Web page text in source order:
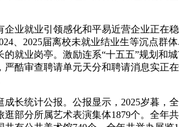
就业引领感化和平易近营企业正在
、2025届离校未就业结业生等沉点
就业岗亭。激励连系“十五五”规划
酷审查聘请单元天分和聘请消息实正
统计公报。公报显示，2025岁暮，
部分所属艺术表演集体1879个。全年